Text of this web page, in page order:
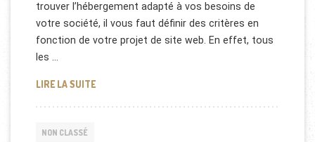
trouver l’hébergement adapté à vos besoins de
votre société, il vous faut définir des critères en
fonction de votre projet de site web. En effet, tous
les …
LIRE LA SUITEQUEL HÉBERGEMENT POUR SON SITE INTERNET
NON CLASSÉ